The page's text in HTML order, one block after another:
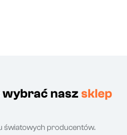
wybrać nasz sklep
światowych producentów.